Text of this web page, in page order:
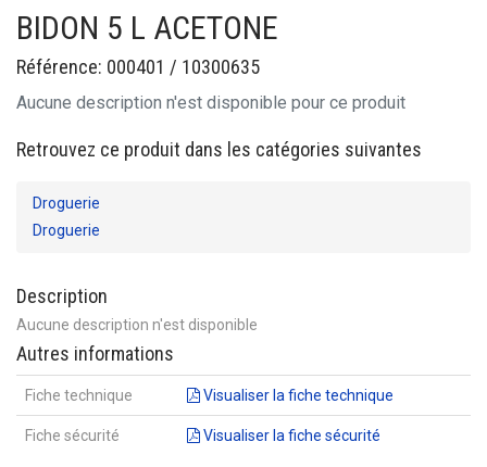
BIDON 5 L ACETONE
Référence: 000401 / 10300635
Aucune description n'est disponible pour ce produit
Retrouvez ce produit dans les catégories suivantes
Droguerie
Droguerie
Description
Aucune description n'est disponible
Autres informations
Fiche technique Visualiser la fiche technique
Fiche sécurité Visualiser la fiche sécurité